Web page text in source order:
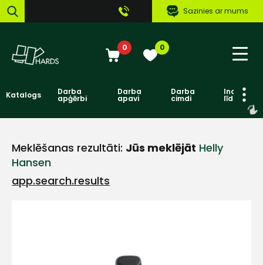
Sazinies ar mums
0 0
Katalogs Darba
apģērbi
Darba
apavi
Darba
cimdi līdzekļi
Meklēšanas rezultāti: Jūs meklējāt Helly
Hansen
app.search.results